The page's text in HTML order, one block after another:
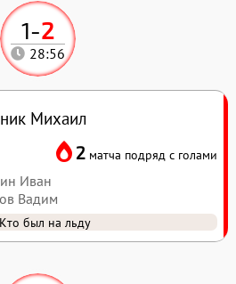
1-2
28:56
Михаил
2 матча подряд с голами
Иван
Вадим
Кто был на льду